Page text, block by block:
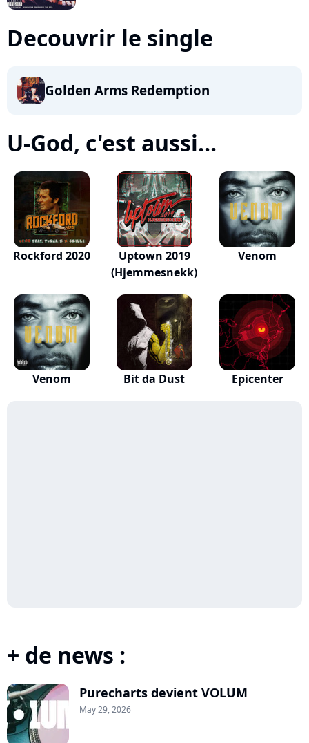
Decouvrir le single
Golden Arms Redemption
U-God, c'est aussi...
Rockford 2020
Uptown 2019
(Hjemmesnekk)
Venom
Venom Bit da Dust Epicenter
+ de news :
Purecharts devient VOLUM
May 29, 2026